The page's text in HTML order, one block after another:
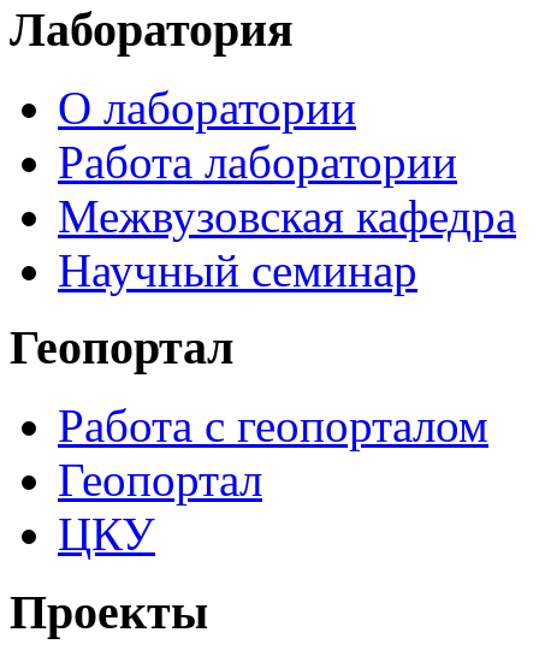
Лаборатория
О лаборатории
Работа лаборатории
Межвузовская кафедра
Научный семинар
Геопортал
Работа с геопорталом
Геопортал
ЦКУ
Проекты